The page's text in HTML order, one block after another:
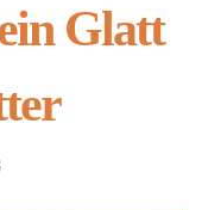
Glatt